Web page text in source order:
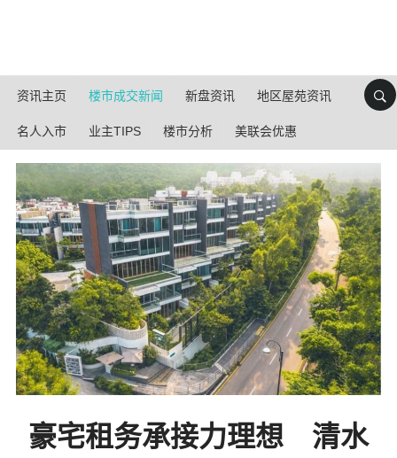
资讯主页 楼市成交新闻 新盘资讯 地区屋苑资讯
名人入市 业主TIPS 楼市分析 美联会优惠
豪宅租务承接力理想 清水